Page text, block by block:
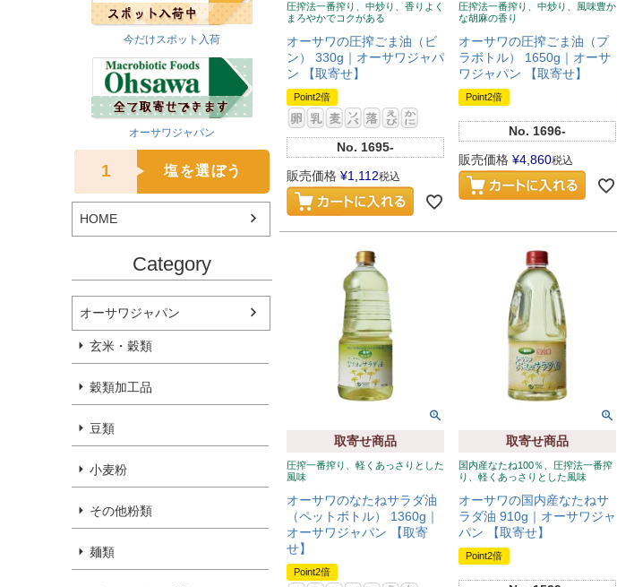
今だけスポット入荷
オーサワジャパン
1 塩を選ぼう
HOME
Category
オーサワジャパン
玄米・穀類
穀類加工品
豆類
小麦粉
その他粉類
麺類
圧搾法一番搾り、中炒り、香りよく
まろやかでコクがある
オーサワの圧搾ごま油（ビ
ン） 330g｜オーサワジャパ
ン 【取寄せ】
Point2倍
No. 1695-
販売価格 ¥1,112税込
圧搾法一番搾り、中炒り、風味豊か
な胡麻の香り
オーサワの圧搾ごま油（プ
ラボトル） 1650g｜オーサ
ワジャパン 【取寄せ】
Point2倍
No. 1696-
販売価格 ¥4,860税込
取寄せ商品
圧搾一番搾り、軽くあっさりとした
風味
オーサワのなたねサラダ油
（ペットボトル） 1360g｜
オーサワジャパン 【取寄
せ】
Point2倍
取寄せ商品
国内産なたね100％、圧搾法一番搾
り、軽くあっさりとした風味
オーサワの国内産なたねサ
ラダ油 910g｜オーサワジャ
パン 【取寄せ】
Point2倍